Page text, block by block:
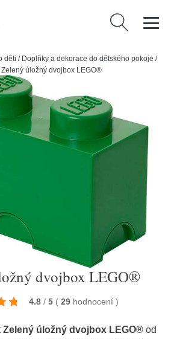
Vyhledávání
děti / Doplňky a dekorace do dětského pokoje /
Zelený úložný dvojbox LEGO®
dvojbox LEGO®
4.8 / 5 ( 29 hodnocení )
Zelený úložný dvojbox LEGO® od